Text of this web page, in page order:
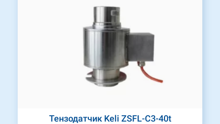
Тензодатчик Keli ZSFL-C3-40t